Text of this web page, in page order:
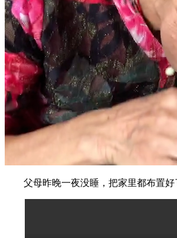
父母昨晚一夜没睡，把家里都布置好